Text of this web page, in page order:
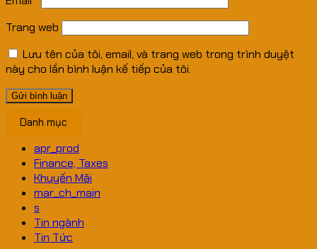
Trang web
Lưu tên của tôi, email, và trang web trong trình duyệt
này cho lần bình luận kế tiếp của tôi.
Danh mục
apr_prod
Finance, Taxes
Khuyến Mãi
mar_ch_main
s
Tin ngành
Tin Tức